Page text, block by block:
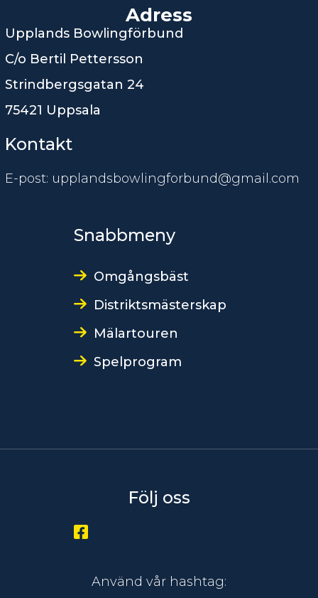
Adress
Upplands Bowlingförbund
C/o Bertil Pettersson
Strindbergsgatan 24
75421 Uppsala
Kontakt
E-post: upplandsbowlingforbund@gmail.com
Snabbmeny
Omgångsbäst
Distriktsmästerskap
Mälartouren
Spelprogram
Följ oss
Använd vår hashtag: